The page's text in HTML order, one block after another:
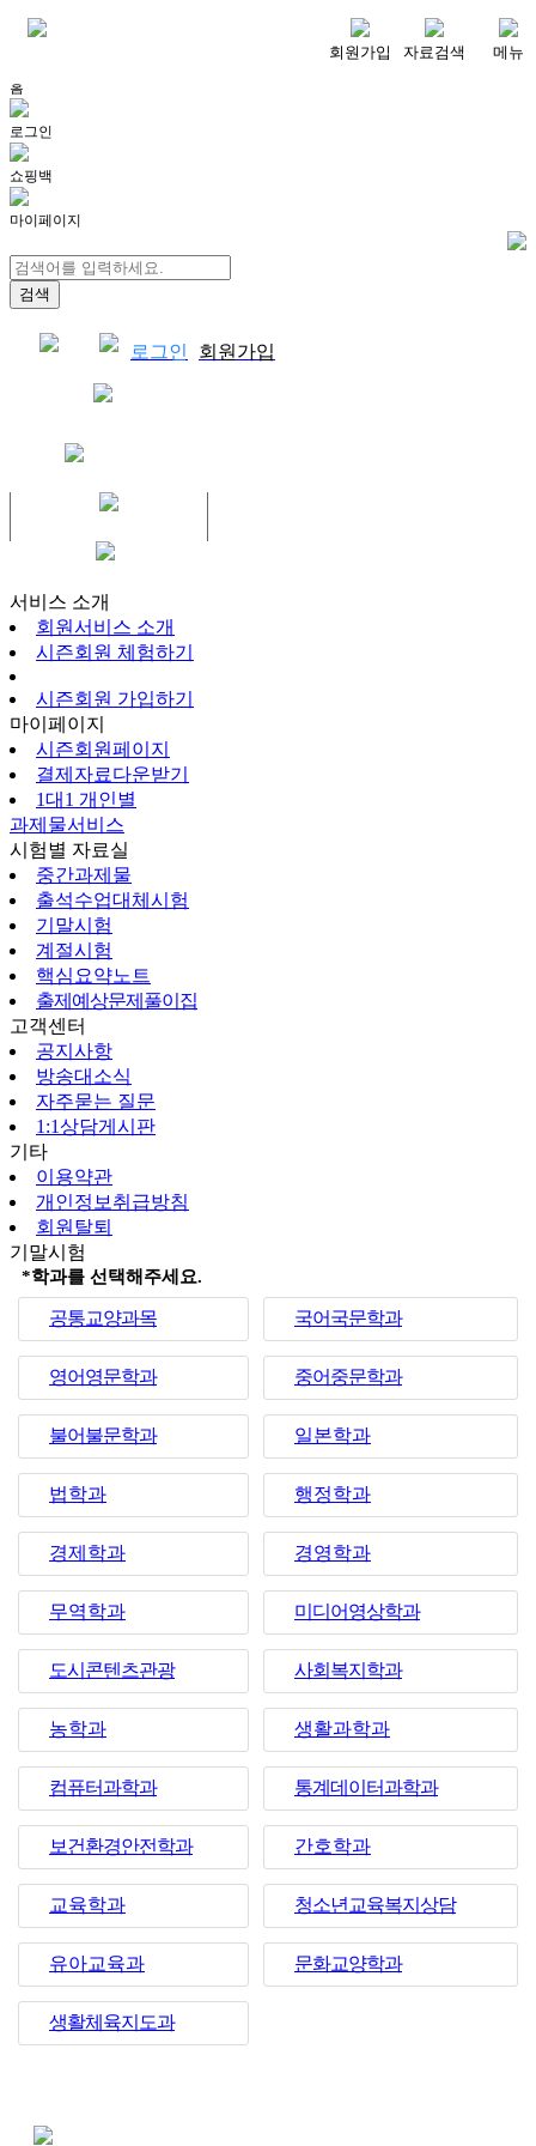
회원가입 자료검색 메뉴
홈
로그인
쇼핑백
마이페이지
로그인 회원가입
서비스 소개
회원서비스 소개
시즌회원 체험하기
시즌회원 가입하기
마이페이지
시즌회원페이지
결제자료다운받기
1대1 개인별
과제물서비스
시험별 자료실
중간과제물
출석수업대체시험
기말시험
계절시험
핵심요약노트
출제예상문제풀이집
고객센터
공지사항
방송대소식
자주묻는 질문
1:1상담게시판
기타
이용약관
개인정보취급방침
회원탈퇴
기말시험
*학과를 선택해주세요.
공통교양과목 국어국문학과
영어영문학과 중어중문학과
불어불문학과 일본학과
법학과 행정학과
경제학과 경영학과
무역학과 미디어영상학과
도시콘텐츠관광 사회복지학과
농학과 생활과학과
컴퓨터과학과 통계데이터과학과
보건환경안전학과 간호학과
교육학과 청소년교육복지상담
유아교육과 문화교양학과
생활체육지도과